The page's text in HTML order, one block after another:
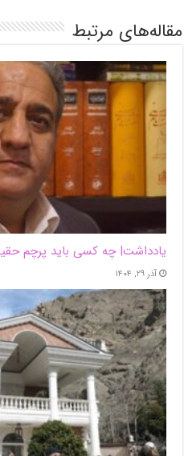
مقاله‌های مرتبط
یادداشت| ‌چه کسی باید پرچم
آذر ۲۹, ۱۴۰۴